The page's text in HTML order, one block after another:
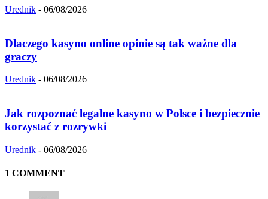
Urednik - 06/08/2026
Dlaczego kasyno online opinie są tak ważne dla
graczy
Urednik - 06/08/2026
Jak rozpoznać legalne kasyno w Polsce i bezpiecznie
korzystać z rozrywki
Urednik - 06/08/2026
1 COMMENT